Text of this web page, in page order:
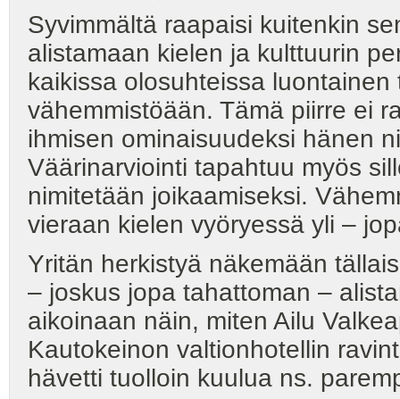
Syvimmältä raapaisi kuitenkin
alistamaan kielen ja kulttuurin
kaikissa olosuhteissa
vähemmistöään. Tämä piirre ei
ihmisen ominaisuudeksi hänen
Väärinarviointi tapahtuu myös
nimitetään joikaamiseksi.
vieraan kielen vyöryessä yli –
Yritän herkistyä näkemään
– joskus jopa tahattoman –
aikoinaan näin, miten Ailu
Kautokeinon valtionhotellin
hävetti tuolloin kuulua ns.